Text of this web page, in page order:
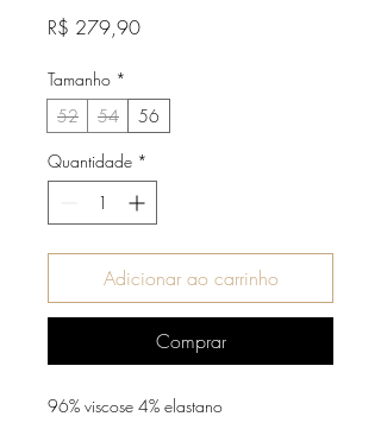
R$ 279,90Preço
Tamanho *
52
54
56
Quantidade *
Adicionar ao carrinho
Comprar
96% viscose 4% elastano